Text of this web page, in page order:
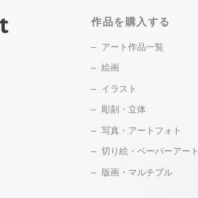
作品を購入する
アート作品一覧
絵画
イラスト
彫刻・立体
写真・アートフォト
切り絵・ペーパーアート
版画・マルチプル